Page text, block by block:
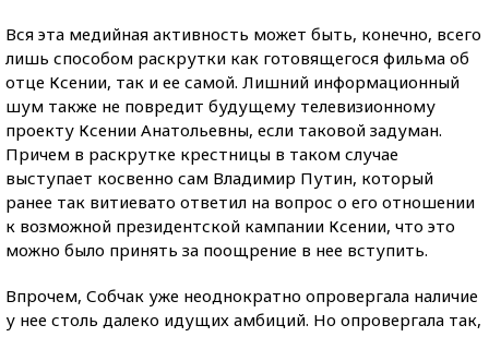
Вся эта медийная активность может быть, конечно, всего
лишь способом раскрутки как готовящегося фильма об
отце Ксении, так и ее самой. Лишний информационный
шум также не повредит будущему телевизионному
проекту Ксении Анатольевны, если таковой задуман.
Причем в раскрутке крестницы в таком случае
выступает косвенно сам Владимир Путин, который
ранее так витиевато ответил на вопрос о его отношении
к возможной президентской кампании Ксении, что это
можно было принять за поощрение в нее вступить.
Впрочем, Собчак уже неоднократно опровергала наличие
у нее столь далеко идущих амбиций. Но опровергала так,